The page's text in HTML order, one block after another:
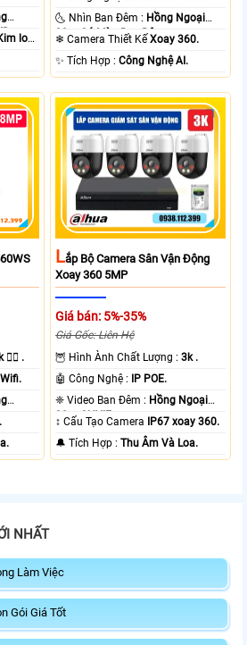
loại
🌜 Nhìn Ban Đêm : Hồng Ngoại
30m Có Màu Ban Ðêm.
❄ Camera Thiết KếXoay 360.
️✨ Tích Hợp :Công Nghệ AI.
.
Wifi.
LẮp Bộ Camera Sân Vận Động
Xoay 360 5MP
Giá bán: 5%-35%
Giá Gốc: Liên Hệ
🦉 Hình Ành Chất Lượng :3k .
🤖️ Công Nghệ :
IP POE.
❈ Video Ban Đêm : Hồng Ngoại
30m ONVIF.
↕️ Cấu Tạo Camera
IP67 xoay 360.
️🔔 Tích Hợp :Thu Âm Và Loa.
NHẤT
Làm Việc
Gói Giá Tốt